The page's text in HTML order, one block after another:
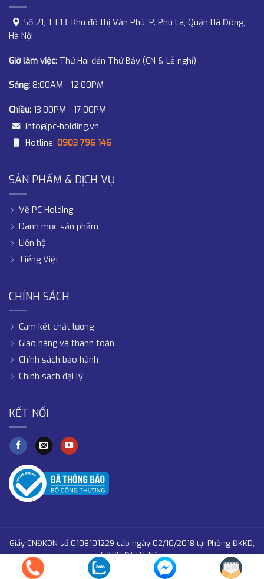
Số 21, TT13, Khu đô thị Văn Phú, P. Phú La, Quận Hà Đông,
Hà Nội
Giờ làm việc: Thứ Hai đến Thứ Bảy (CN & Lễ nghỉ)
Sáng: 8:00AM - 12:00PM
Chiều: 13:00PM - 17:00PM
info@pc-holding.vn
Hotline: 0903 796 146
SẢN PHẨM & DỊCH VỤ
Về PC Holding
Danh mục sản phẩm
Liên hệ
Tiếng Việt
CHÍNH SÁCH
Cam kết chất lượng
Giao hàng và thanh toán
Chính sách bảo hành
Chính sách đại lý
KẾT NỐI
Giấy CNĐKDN số 0108101229 cấp ngày 02/10/2018 tại Phòng ĐKKD,
Sở KH-ĐT Hà Nội .
Copyright 2026 © PC Holding